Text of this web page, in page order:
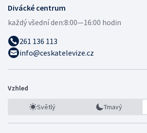
Divácké centrum
každý všední den:8:00—16:00 hodin
261 136 113
info@ceskatelevize.cz
Vzhled
Světlý Tmavý